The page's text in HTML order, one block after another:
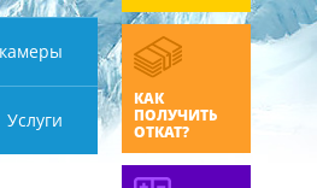
Услуги
КАК
ПОЛУЧИТЬ
ОТКАТ?